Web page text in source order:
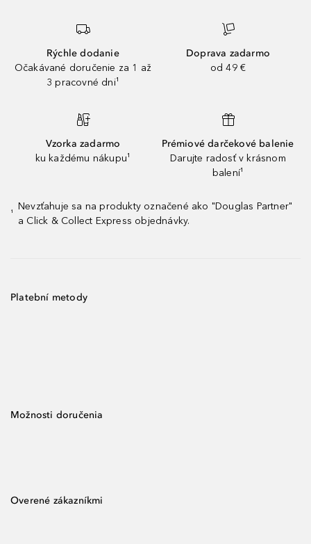
Rýchle dodanie
Očakávané doručenie za 1 až
3 pracovné dni¹
Doprava zadarmo
od 49 €
Vzorka zadarmo
ku každému nákupu¹
Prémiové darčekové balenie
Darujte radosť v krásnom
balení¹
¹
Nevzťahuje sa na produkty označené ako "Douglas Partner"
a Click & Collect Express objednávky.
Platební metody
Možnosti doručenia
Overené zákazníkmi